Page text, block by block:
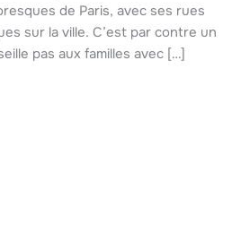
de Paris, avec ses rues
sur la ville. C’est par contre un
pas aux familles avec […]